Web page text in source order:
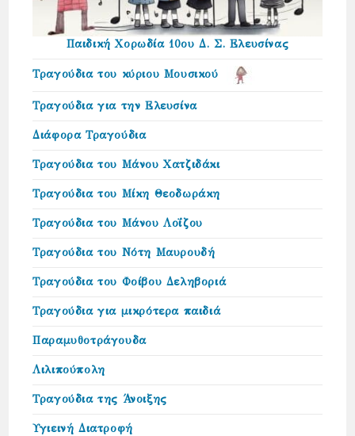
Παιδική Χορωδία 10ου Δ. Σ. Ελευσίνας
Τραγούδια του κύριου Μουσικού
Τραγούδια για την Ελευσίνα
Διάφορα Τραγούδια
Τραγούδια του Μάνου Χατζιδάκι
Τραγούδια του Μίκη Θεοδωράκη
Τραγούδια του Μάνου Λοΐζου
Τραγούδια του Νότη Μαυρουδή
Τραγούδια του Φοίβου Δεληβοριά
Τραγούδια για μικρότερα παιδιά
Παραμυθοτράγουδα
Λιλιπούπολη
Τραγούδια της Άνοιξης
Υγιεινή Διατροφή